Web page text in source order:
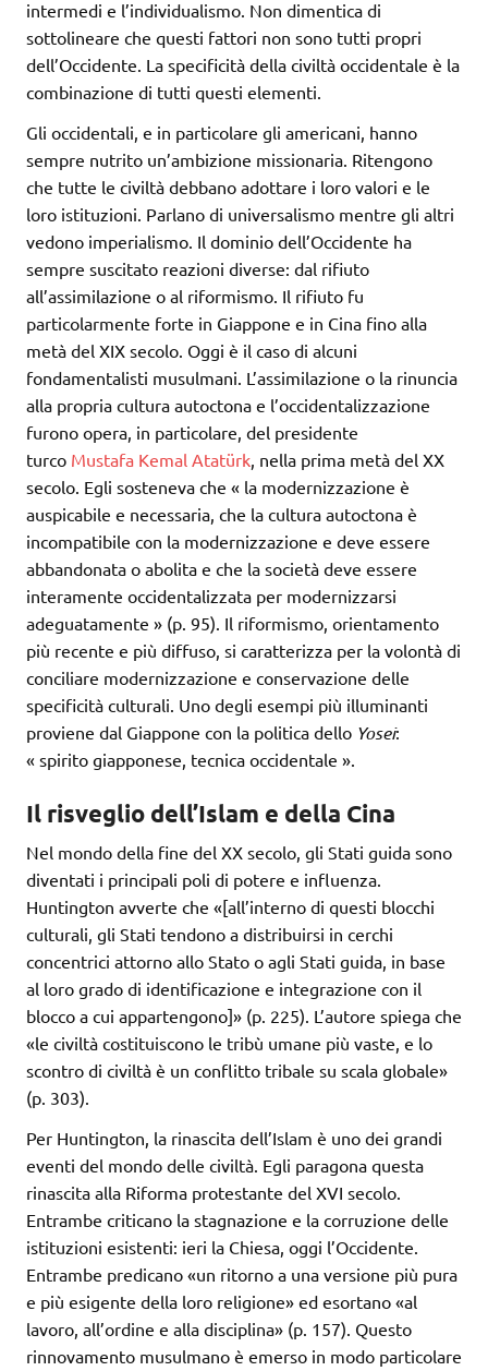
intermedi e l’individualismo. Non dimentica di
sottolineare che questi fattori non sono tutti propri
dell’Occidente. La specificità della civiltà occidentale è la
combinazione di tutti questi elementi.
Gli occidentali, e in particolare gli americani, hanno
sempre nutrito un’ambizione missionaria. Ritengono
che tutte le civiltà debbano adottare i loro valori e le
loro istituzioni. Parlano di universalismo mentre gli altri
vedono imperialismo. Il dominio dell’Occidente ha
sempre suscitato reazioni diverse: dal rifiuto
all’assimilazione o al riformismo. Il rifiuto fu
particolarmente forte in Giappone e in Cina fino alla
metà del XIX secolo. Oggi è il caso di alcuni
fondamentalisti musulmani. L’assimilazione o la rinuncia
alla propria cultura autoctona e l’occidentalizzazione
furono opera, in particolare, del presidente
turco Mustafa Kemal Atatürk , nella prima metà del XX
secolo. Egli sosteneva che « la modernizzazione è
auspicabile e necessaria, che la cultura autoctona è
incompatibile con la modernizzazione e deve essere
abbandonata o abolita e che la società deve essere
interamente occidentalizzata per modernizzarsi
adeguatamente » (p. 95). Il riformismo, orientamento
più recente e più diffuso, si caratterizza per la volontà di
conciliare modernizzazione e conservazione delle
specificità culturali. Uno degli esempi più illuminanti
proviene dal Giappone con la politica dello Yosei:
« spirito giapponese, tecnica occidentale ».
Il risveglio dell’Islam e della Cina
Nel mondo della fine del XX secolo, gli Stati guida sono
diventati i principali poli di potere e influenza.
Huntington avverte che «[all’interno di questi blocchi
culturali, gli Stati tendono a distribuirsi in cerchi
concentrici attorno allo Stato o agli Stati guida, in base
al loro grado di identificazione e integrazione con il
blocco a cui appartengono]» (p. 225). L’autore spiega che
«le civiltà costituiscono le tribù umane più vaste, e lo
scontro di civiltà è un conflitto tribale su scala globale»
(p. 303).
Per Huntington, la rinascita dell’Islam è uno dei grandi
eventi del mondo delle civiltà. Egli paragona questa
rinascita alla Riforma protestante del XVI secolo.
Entrambe criticano la stagnazione e la corruzione delle
istituzioni esistenti: ieri la Chiesa, oggi l’Occidente.
Entrambe predicano «un ritorno a una versione più pura
e più esigente della loro religione» ed esortano «al
lavoro, all’ordine e alla disciplina» (p. 157). Questo
rinnovamento musulmano è emerso in modo particolare